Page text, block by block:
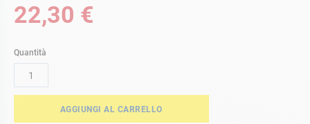
22,30 €
Quantità
AGGIUNGI AL CARRELLO
immagini